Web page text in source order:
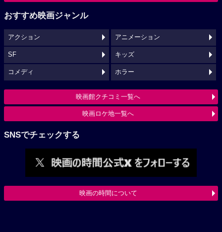
おすすめ映画ジャンル
アクション アニメーション
SF キッズ
コメディ ホラー
映画館クチコミ一覧へ
映画ロケ地一覧へ
SNSでチェックする
映画の時間について